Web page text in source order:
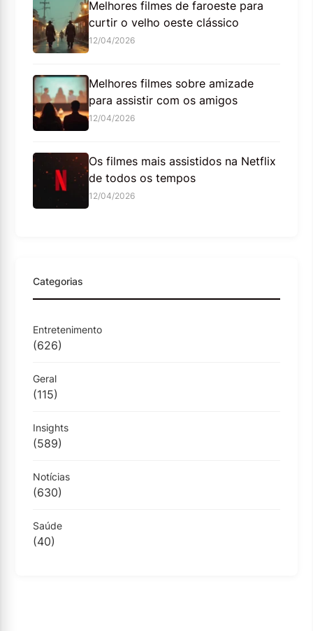
Melhores filmes de faroeste para
curtir o velho oeste clássico
12/04/2026
Melhores filmes sobre amizade
para assistir com os amigos
12/04/2026
Os filmes mais assistidos na Netflix
de todos os tempos
12/04/2026
Categorias
Entretenimento
(626)
Geral
(115)
Insights
(589)
Notícias
(630)
Saúde
(40)